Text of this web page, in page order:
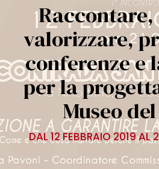
valorizzare,
conferenze e
per la
Museo
DAL 12 FEBBRAIO 2019 AL